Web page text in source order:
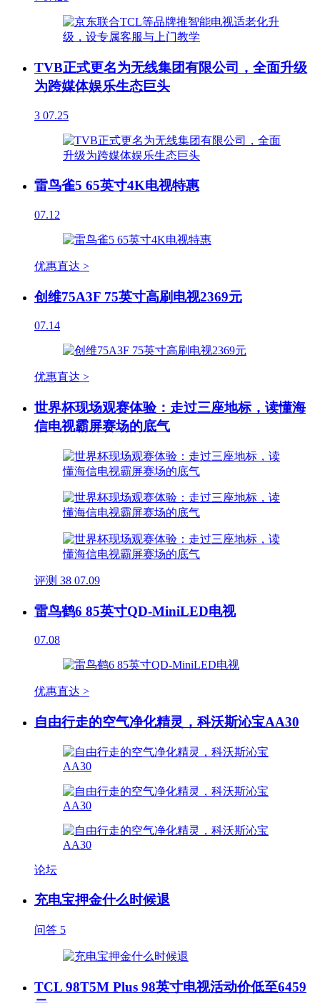
TVB正式更名为无线集团有限公司，全面升级
为跨媒体娱乐生态巨头
3 07.25
雷鸟雀5 65英寸4K电视特惠
07.12
优惠直达 >
创维75A3F 75英寸高刷电视2369元
07.14
优惠直达 >
世界杯现场观赛体验：走过三座地标，读懂海
信电视霸屏赛场的底气
评测 38 07.09
雷鸟鹤6 85英寸QD-MiniLED电视
07.08
优惠直达 >
自由行走的空气净化精灵，科沃斯沁宝AA30
论坛
充电宝押金什么时候退
问答 5
TCL 98T5M Plus 98英寸电视活动价低至6459